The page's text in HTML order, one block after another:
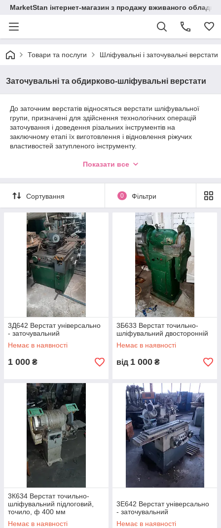
MarketStan інтернет-магазин з продажу вживаного
Товари та послуги Шліфувальні і заточувальні верстати
Заточувальні та обдирково-шліфувальні верстати
До заточним верстатів відносяться верстати шліфувальної
групи, призначені для здійснення технологічних операцій
заточування і доведення різальних інструментів на
заключному етапі їх виготовлення і відновлення ріжучих
властивостей затупленого інструменту.
інструменту та виконання інших різноманітних робіт,
Показати все
Сортування 0 Фільтри
3Д642 Верстат універсально
- заточувальний
Немає в наявності
1 000 ₴
3Б633 Верстат точильно-
шліфувальний двосторонній
Немає в наявності
від 1 000 ₴
3К634 Верстат точильно-
шліфувальний підлоговий,
точило, ф 400 мм
Немає в наявності
3Е642 Верстат універсально
- заточувальний
Немає в наявності